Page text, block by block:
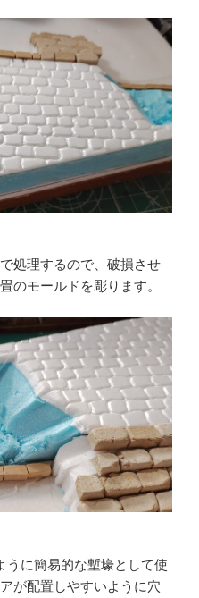
処理するので、破損させ
のモールドを彫ります。
に簡易的な塹壕として使
が配置しやすいように穴